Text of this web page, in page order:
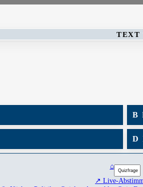
TEXT
B
D
⌂
↗ Live-